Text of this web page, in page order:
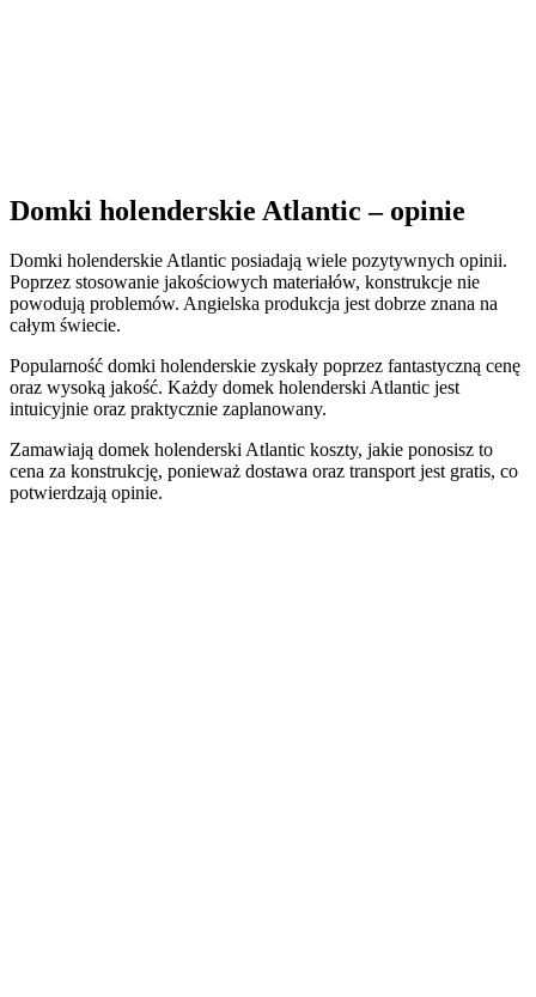
Domki holenderskie Atlantic – opinie
Domki holenderskie Atlantic posiadają wiele pozytywnych opinii.
Poprzez stosowanie jakościowych materiałów, konstrukcje nie
powodują problemów. Angielska produkcja jest dobrze znana na
całym świecie.
Popularność domki holenderskie zyskały poprzez fantastyczną cenę
oraz wysoką jakość. Każdy domek holenderski Atlantic jest
intuicyjnie oraz praktycznie zaplanowany.
Zamawiają domek holenderski Atlantic koszty, jakie ponosisz to
cena za konstrukcję, ponieważ dostawa oraz transport jest gratis, co
potwierdzają opinie.